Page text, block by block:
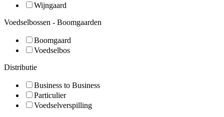
Wijngaard
Voedselbossen - Boomgaarden
Boomgaard
Voedselbos
Distributie
Business to Business
Particulier
Voedselverspilling